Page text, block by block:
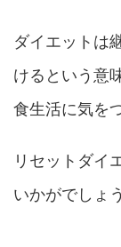
ダイエットは
けるという意
食生活に気を
リセットダイ
いかがでしょ